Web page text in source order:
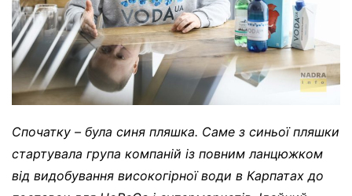
Спочатку – була синя пляшка. Саме з синьої пляшки
стартувала група компаній із повним ланцюжком
від видобування високогірної води в Карпатах до